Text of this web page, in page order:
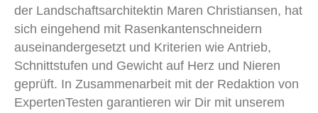
der Landschaftsarchitektin Maren Christiansen, hat
sich eingehend mit Rasenkantenschneidern
auseinandergesetzt und Kriterien wie Antrieb,
Schnittstufen und Gewicht auf Herz und Nieren
geprüft. In Zusammenarbeit mit der Redaktion von
ExpertenTesten garantieren wir Dir mit unserem